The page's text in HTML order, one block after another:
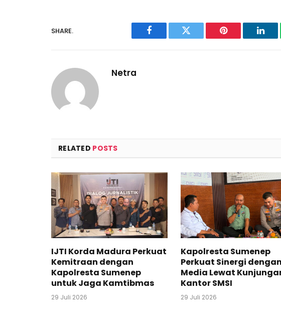
SHARE.
Facebook Twitter Pinterest
Netra
RELATED POSTS
IJTI Korda Madura Perkuat
Kemitraan dengan
Kapolresta Sumenep
untuk Jaga Kamtibmas
29 Juli 2026
Kapolresta Sumenep
Perkuat Sinergi dengan
Media Lewat
Kantor SMSI
29 Juli 2026